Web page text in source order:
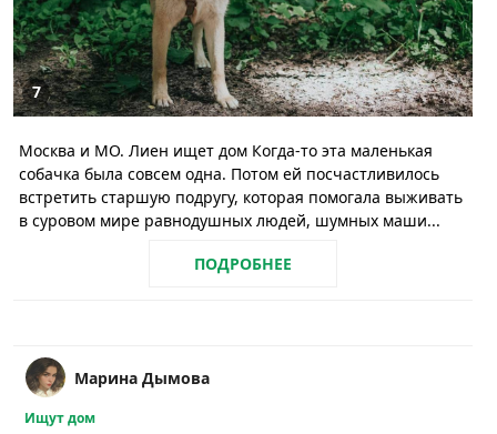
7
Москва и МО. Лиен ищет дом Когда-то эта маленькая
собачка была совсем одна. Потом ей посчастливилось
встретить старшую подругу, которая помогала выживать
в суровом мире равнодушных людей, шумных маши...
ПОДРОБНЕЕ
Марина Дымова
Ищут дом